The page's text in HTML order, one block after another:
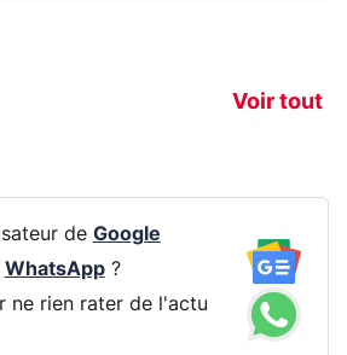
Voir tout
1 pour
L'AOC
prochaine
de Google
WhatsApp?
ne rien rater de l'actu